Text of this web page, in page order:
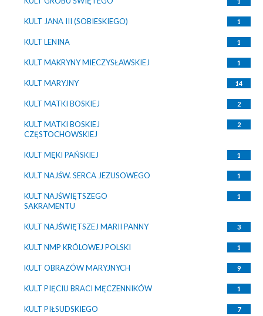
KULT JANA III (SOBIESKIEGO) 1
KULT LENINA 1
KULT MAKRYNY MIECZYSŁAWSKIEJ 1
KULT MARYJNY 14
KULT MATKI BOSKIEJ 2
KULT MATKI BOSKIEJ
CZĘSTOCHOWSKIEJ
2
KULT MĘKI PAŃSKIEJ 1
KULT NAJŚW. SERCA JEZUSOWEGO 1
KULT NAJŚWIĘTSZEGO
SAKRAMENTU
1
KULT NAJŚWIĘTSZEJ MARII PANNY 3
KULT NMP KRÓLOWEJ POLSKI 1
KULT OBRAZÓW MARYJNYCH 9
KULT PIĘCIU BRACI MĘCZENNIKÓW 1
KULT PIŁSUDSKIEGO 7